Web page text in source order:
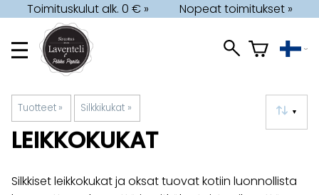
Toimituskulut alk. 0 € » Nopeat toimitukset »
Tuotteet ‪» Silkkikukat ‪» ▼
LEIKKOKUKAT
Silkkiset leikkokukat ja oksat tuovat kotiin luonnollista